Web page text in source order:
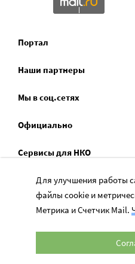
Портал
Наши партнеры
Мы в соц.сетях
Официально
Сервисы для НКО
Спецпроекты
Социальное служение
Для улучшения работы
файлы cookie и
Метрика и Счетчик Mail.